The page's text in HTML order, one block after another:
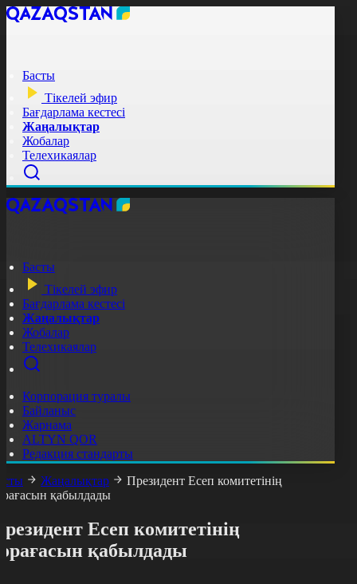
Басты
Тікелей эфир
Бағдарлама кестесі
Жаңалықтар
Жобалар
Телехикаялар
Басты
Тікелей эфир
Бағдарлама кестесі
Жаңалықтар
Жобалар
Телехикаялар
Корпорация туралы
Байланыс
Жарнама
ALTYN QOR
Редакция стандарты
Жаңалықтар
Президент Есеп комитетінің
қабылдады
Есеп комитетінің
қабылдады